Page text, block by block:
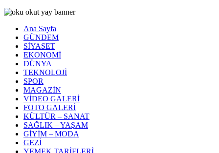
Ana Sayfa
GÜNDEM
SİYASET
EKONOMİ
DÜNYA
TEKNOLOJİ
SPOR
MAGAZİN
VİDEO GALERİ
FOTO GALERİ
KÜLTÜR – SANAT
SAĞLIK – YAŞAM
GİYİM – MODA
GEZİ
YEMEK TARİFLERİ